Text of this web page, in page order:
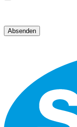
Absenden